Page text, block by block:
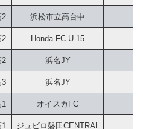
2 浜松市立高台中
2 Honda FC U-15
2 浜名JY
3 浜名JY
オイスカFC
ジュビロ磐田CENTRAL